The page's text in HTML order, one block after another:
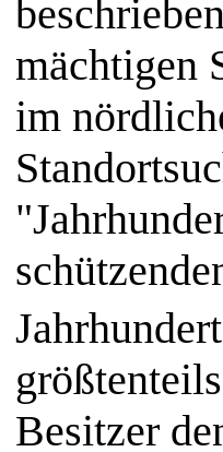
mächtigen
im
Besitzer